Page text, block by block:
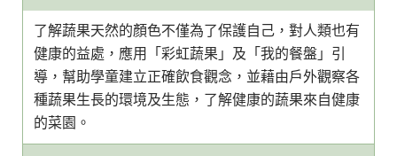
了解蔬果天然的顏色不僅為了保護自己，對人類也有
健康的益處，應用「彩虹蔬果」及「我的餐盤」引
導，幫助學童建立正確飲食觀念，並藉由戶外觀察各
種蔬果生長的環境及生態，了解健康的蔬果來自健康
的菜園。